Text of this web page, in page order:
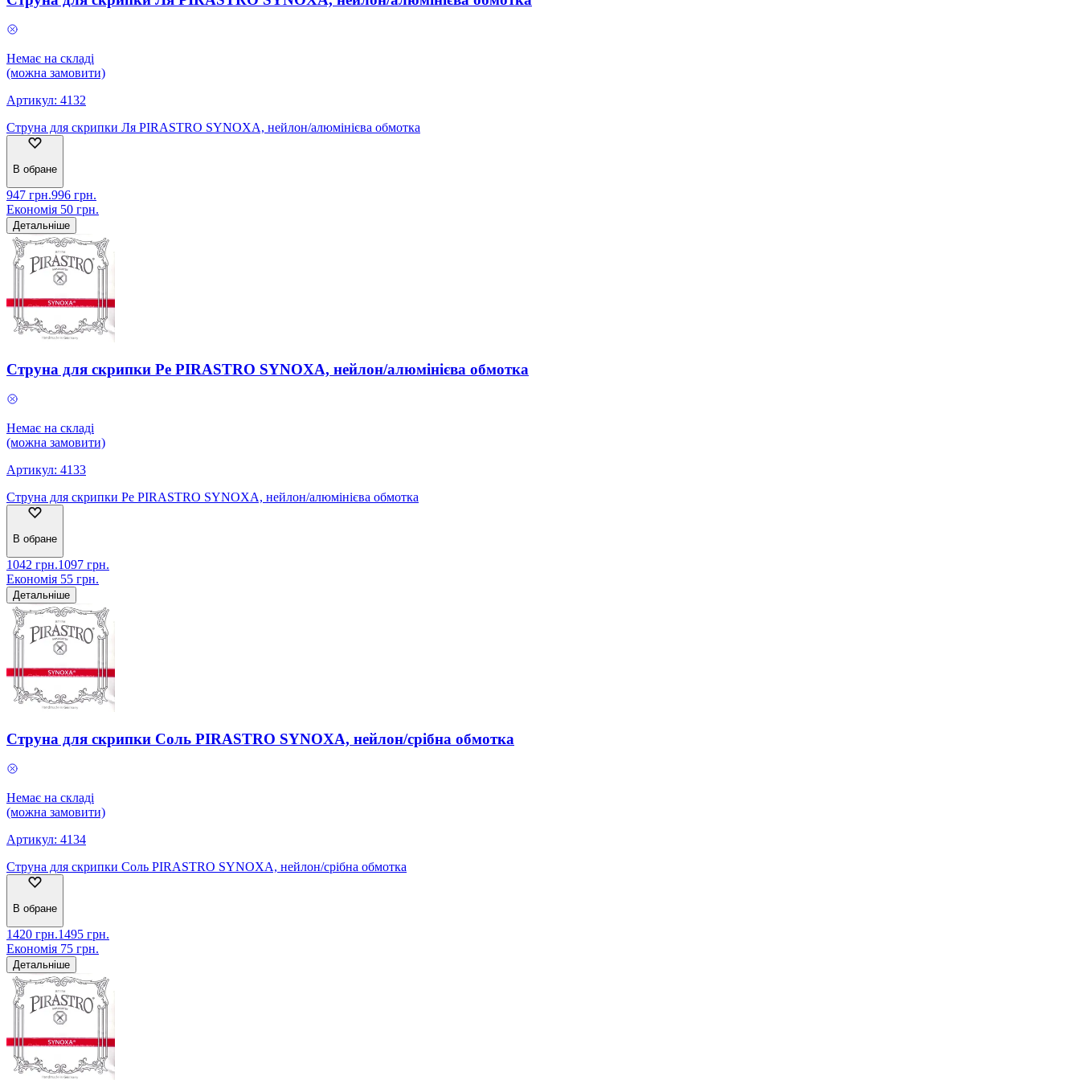
Немає на складі
(можна замовити)
Артикул: 4132
Струна для скрипки Ля PIRASTRO SYNOXA, нейлон/алюмінієва обмотка
В обране
947 грн.996 грн.
Економія 50 грн.
Детальніше
Струна для скрипки Ре PIRASTRO SYNOXA, нейлон/алюмінієва обмотка
Немає на складі
(можна замовити)
Артикул: 4133
Струна для скрипки Ре PIRASTRO SYNOXA, нейлон/алюмінієва обмотка
В обране
1042 грн.1097 грн.
Економія 55 грн.
Детальніше
Струна для скрипки Соль PIRASTRO SYNOXA, нейлон/срібна обмотка
Немає на складі
(можна замовити)
Артикул: 4134
Струна для скрипки Соль PIRASTRO SYNOXA, нейлон/срібна обмотка
В обране
1420 грн.1495 грн.
Економія 75 грн.
Детальніше